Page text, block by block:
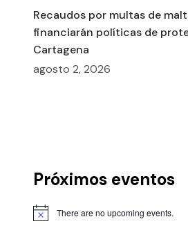
Recaudos por multas de
financiarán políticas de
Cartagena
agosto 2, 2026
Próximos eventos
There are no upcoming events.